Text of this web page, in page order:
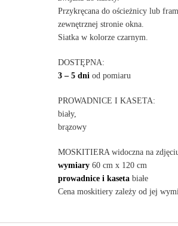
Przykręcana do ościeżnicy lub
zewnętrznej stronie okna.
Siatka w kolorze czarnym.
DOSTĘPNA:
3 – 5 dniod pomiaru
PROWADNICE I KASETA:
biały,
brązowy
MOSKITIERA widoczna na
wymiary60 cm x 120 cm
prowadnice i kasetabiałe
Cena moskitiery zależy od jej